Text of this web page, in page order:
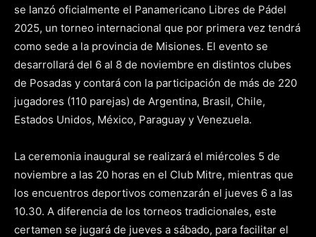
se lanzó oficialmente el Panamericano Libres de Pádel
2025, un torneo internacional que por primera vez tendrá
como sede a la provincia de Misiones. El evento se
desarrollará del 6 al 8 de noviembre en distintos clubes
de Posadas y contará con la participación de más de 220
jugadores (110 parejas) de Argentina, Brasil, Chile,
Estados Unidos, México, Paraguay y Venezuela.
La ceremonia inaugural se realizará el miércoles 5 de
noviembre a las 20 horas en el Club Mitre, mientras que
los encuentros deportivos comenzarán el jueves 6 a las
10.30. A diferencia de los torneos tradicionales, este
certamen se jugará de jueves a sábado, para facilitar el